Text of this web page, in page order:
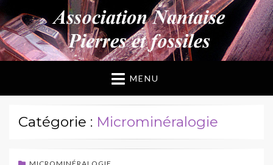
ANPF
Association Nantaise Pierres et Fossiles
MENU
Catégorie : Microminéralogie